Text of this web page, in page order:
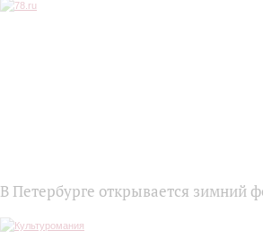
В Петербурге открывается зимний